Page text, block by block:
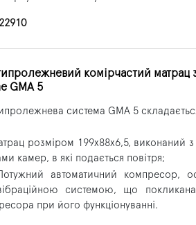
комірчастий
GMA 5
система GMA 5
розміром 199х88х6,5, виконаний
камер, в які подається повітря;
автоматичний компресор,
системою, що
при його функціонуванні.